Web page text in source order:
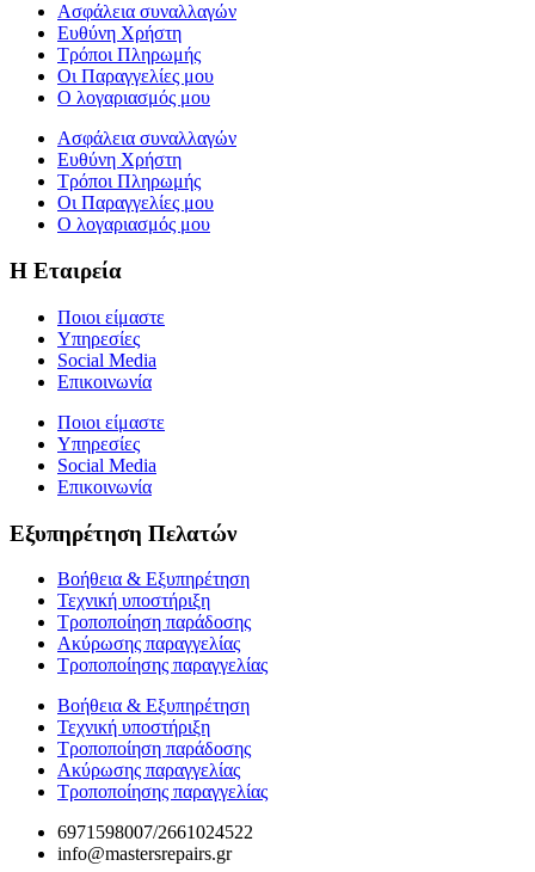
Ασφάλεια συναλλαγών
Ευθύνη Χρήστη
Τρόποι Πληρωμής
Οι Παραγγελίες μου
Ο λογαριασμός μου
Ασφάλεια συναλλαγών
Ευθύνη Χρήστη
Τρόποι Πληρωμής
Οι Παραγγελίες μου
Ο λογαριασμός μου
Η Εταιρεία
Ποιοι είμαστε
Υπηρεσίες
Social Media
Επικοινωνία
Ποιοι είμαστε
Υπηρεσίες
Social Media
Επικοινωνία
Εξυπηρέτηση Πελατών
Βοήθεια & Εξυπηρέτηση
Τεχνική υποστήριξη
Τροποποίηση παράδοσης
Ακύρωσης παραγγελίας
Τροποποίησης παραγγελίας
Βοήθεια & Εξυπηρέτηση
Τεχνική υποστήριξη
Τροποποίηση παράδοσης
Ακύρωσης παραγγελίας
Τροποποίησης παραγγελίας
6971598007/2661024522
info@mastersrepairs.gr